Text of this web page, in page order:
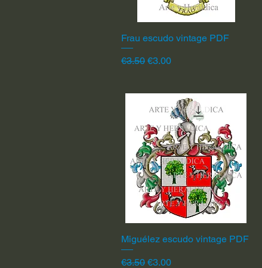
Quick View
Frau escudo vintage PDF
Regular Price
€3.50 Sale Price
€3.00
Quick View
Miguélez escudo vintage PDF
Regular Price
€3.50 Sale Price
€3.00